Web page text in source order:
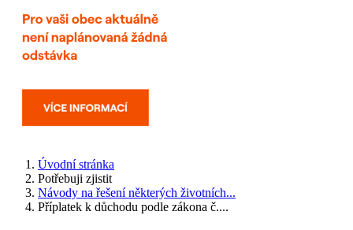
Úvodní stránka
Potřebuji zjistit
Návody na řešení některých životních...
Příplatek k důchodu podle zákona č....